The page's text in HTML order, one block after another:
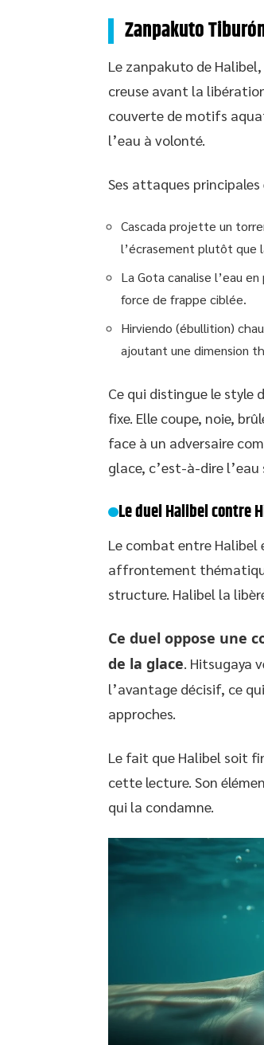
Zanpakuto
Le zanpakuto de
creuse avant la
couverte de motifs
l’eau à volonté.
Ses attaques
Cascada projette un
l’écrasement plutôt que
La Gota canalise l’eau
force de frappe ciblée.
Hirviendo (ébullition)
ajoutant une dimension
Ce qui distingue le style
fixe. Elle coupe, noie,
face à un adversaire
glace, c’est-à-dire
Le duel Halibel contre
Le combat entre Halibel
affrontement
structure. Halibel la
Ce duel oppose une
de la glace. Hitsugaya
l’avantage décisif, ce
approches.
Le fait que Halibel soit
cette lecture. Son
qui la condamne.